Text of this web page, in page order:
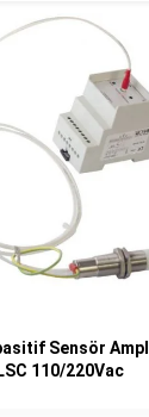
Sensör
110/220Vac